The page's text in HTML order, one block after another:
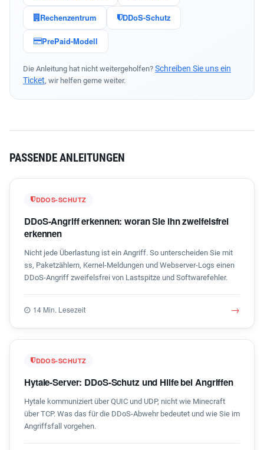
Rechenzentrum DDoS-Schutz
PrePaid-Modell
Die Anleitung hat nicht weitergeholfen? Schreiben Sie uns ein
Ticket, wir helfen gerne weiter.
PASSENDE ANLEITUNGEN
DDOS-SCHUTZ
DDoS-Angriff erkennen: woran Sie ihn zweifelsfrei
erkennen
Nicht jede Überlastung ist ein Angriff. So unterscheiden Sie mit
ss, Paketzählern, Kernel-Meldungen und Webserver-Logs einen
DDoS-Angriff zweifelsfrei von Lastspitze und Softwarefehler.
14 Min. Lesezeit →
DDOS-SCHUTZ
Hytale-Server: DDoS-Schutz und Hilfe bei Angriffen
Hytale kommuniziert über QUIC und UDP, nicht wie Minecraft
über TCP. Was das für die DDoS-Abwehr bedeutet und wie Sie im
Angriffsfall vorgehen.